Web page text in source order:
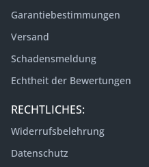
Garantiebestimmungen
Versand
Schadensmeldung
Echtheit der Bewertungen
RECHTLICHES:
Widerrufsbelehrung
Datenschutz